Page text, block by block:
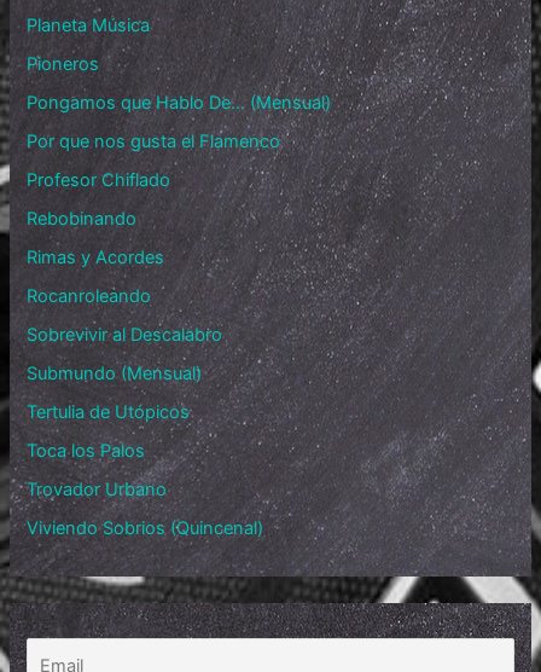
Planeta Música
Pioneros
Pongamos que Hablo De… (Mensual)
Por que nos gusta el Flamenco
Profesor Chiflado
Rebobinando
Rimas y Acordes
Rocanroleando
Sobrevivir al Descalabro
Submundo (Mensual)
Tertulia de Utópicos
Toca los Palos
Trovador Urbano
Viviendo Sobrios (Quincenal)